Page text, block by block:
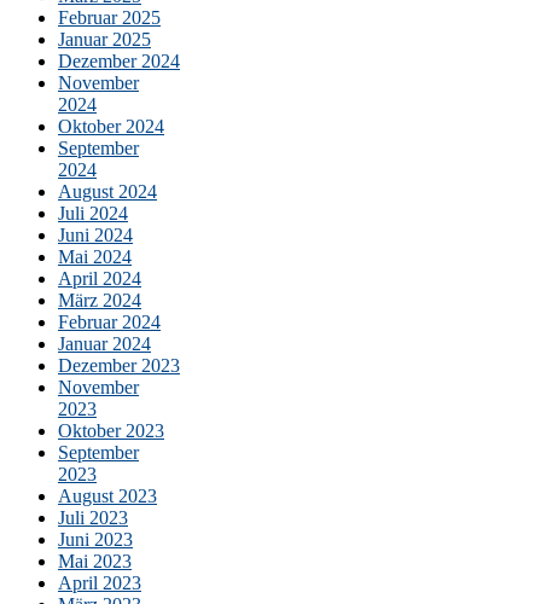
Februar 2025
Januar 2025
Dezember 2024
November
2024
Oktober 2024
September
2024
August 2024
Juli 2024
Juni 2024
Mai 2024
April 2024
März 2024
Februar 2024
Januar 2024
Dezember 2023
November
2023
Oktober 2023
September
2023
August 2023
Juli 2023
Juni 2023
Mai 2023
April 2023